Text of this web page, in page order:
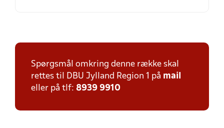
Spørgsmål omkring denne række skal
rettes til DBU Jylland Region 1 på mail
eller på tlf: 8939 9910